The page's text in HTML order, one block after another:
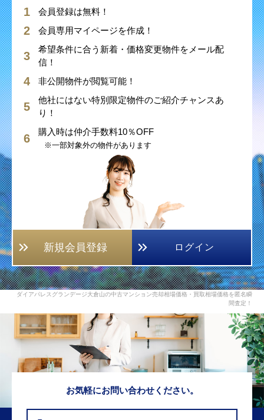
会員登録は無料！
会員専用マイページを作成！
希望条件に合う新着・価格変更物件をメール配
信！
非公開物件が閲覧可能！
他社にはない特別限定物件のご紹介チャンスあ
り！
購入時は仲介手数料10％OFF
※一部対象外の物件があります
新規会員登録 ログイン
ダイアパレスグランデージ大倉山の中古マンション売却相場価格・買取相場価格を匿名瞬
間査定！
お気軽にお問い合わせください。